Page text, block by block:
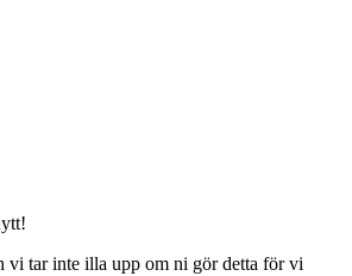
vi tar inte illa upp om ni gör detta för vi